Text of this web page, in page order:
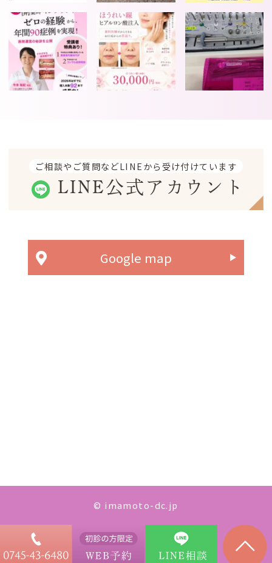
ご相談やご質問などLINEから受け付けています
LINE公式アカウント
Google map
© imamoto-dc.jp